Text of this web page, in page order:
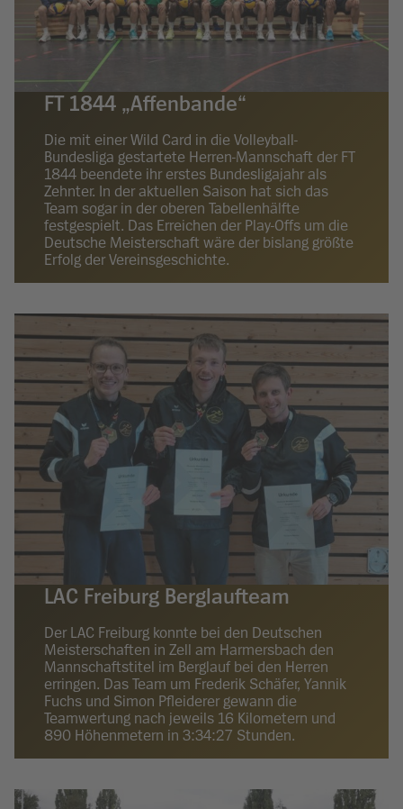
FT 1844 „Affenbande“
Die mit einer Wild Card in die Volleyball-
Bundesliga gestartete Herren-Mannschaft der FT
1844 beendete ihr erstes Bundesligajahr als
Zehnter. In der aktuellen Saison hat sich das
Team sogar in der oberen Tabellenhälfte
festgespielt. Das Erreichen der Play-Offs um die
Deutsche Meisterschaft wäre der bislang größte
Erfolg der Vereinsgeschichte.
LAC Freiburg Berglaufteam
Der LAC Freiburg konnte bei den Deutschen
Meisterschaften in Zell am Harmersbach den
Mannschaftstitel im Berglauf bei den Herren
erringen. Das Team um Frederik Schäfer, Yannik
Fuchs und Simon Pfleiderer gewann die
Teamwertung nach jeweils 16 Kilometern und
890 Höhenmetern in 3:34:27 Stunden.